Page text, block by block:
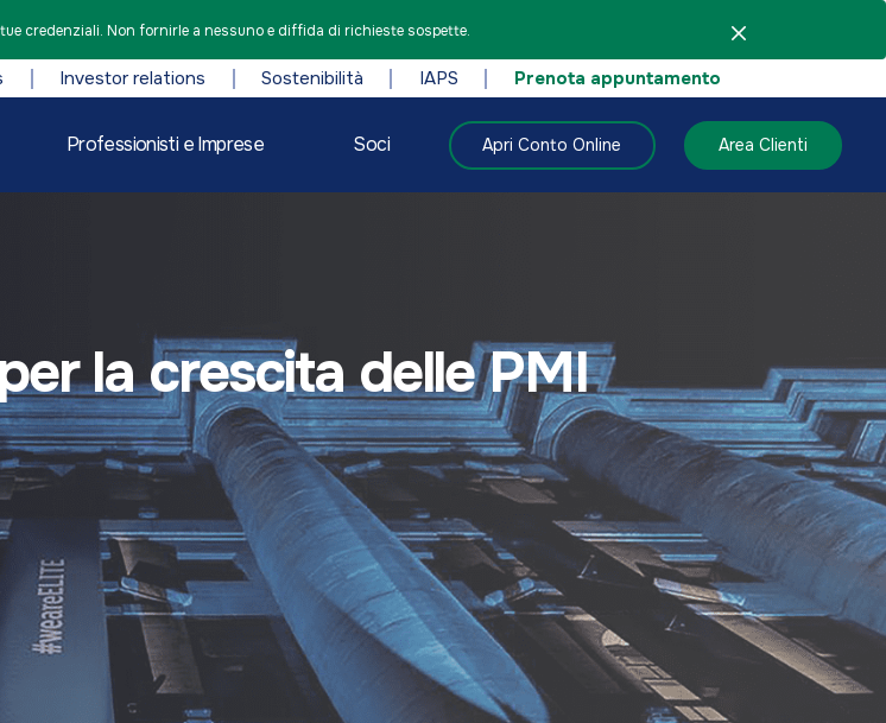
credenziali. Non fornirle a nessuno e diffida di richieste sospette.
Investor relations Sostenibilità IAPS Prenota appuntamento
Professionisti e Imprese Soci Apri Conto Online Area Clienti
la crescita delle PMI